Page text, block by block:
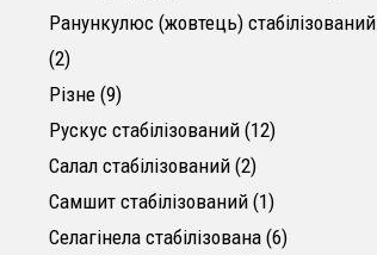
Ранункулюс (жовтець) стабілізований
22 товари
Різне 99 товарів
Рускус стабілізований 1212 товарів
Салал стабілізований 22 товари
Самшит стабілізований 11 товар
Селагінела стабілізована 66 товарів